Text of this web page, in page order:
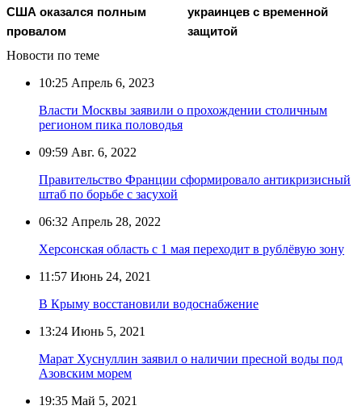
США оказался полным
провалом
украинцев с временной
защитой
Новости по теме
10:25 Апрель 6, 2023
Власти Москвы заявили о прохождении столичным
регионом пика половодья
09:59 Авг. 6, 2022
Правительство Франции сформировало антикризисный
штаб по борьбе с засухой
06:32 Апрель 28, 2022
Херсонская область с 1 мая переходит в рублёвую зону
11:57 Июнь 24, 2021
В Крыму восстановили водоснабжение
13:24 Июнь 5, 2021
Марат Хуснуллин заявил о наличии пресной воды под
Азовским морем
19:35 Май 5, 2021